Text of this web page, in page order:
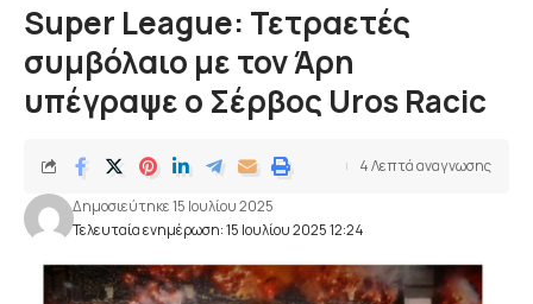
Super League: Τετραετές
συμβόλαιο με τον Άρη
υπέγραψε ο Σέρβος Uros Racic
Τελευταία ενημέρωση: 15 Ιουλίου 2025 12:24
Δημοσιεύτηκε 15 Ιουλίου 2025
4 Λεπτά αναγνωσης